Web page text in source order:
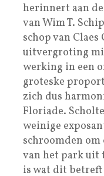
herinnert aan
van Wim T.
schop van
uitvergroting
werking in een
groteske
zich dus
Floriade.
weinige
schroomden
van het park uit
is wat dit betreft